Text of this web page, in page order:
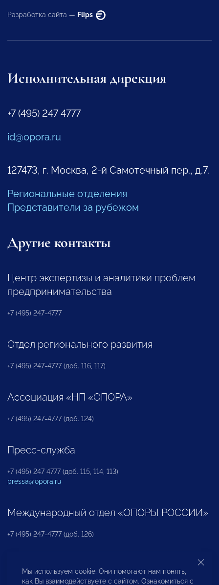
Разработка сайта — Flips
Исполнительная дирекция
+7 (495) 247 4777
id@opora.ru
127473, г. Москва, 2-й Самотечный пер., д.7.
Региональные отделения
Представители за рубежом
Другие контакты
Центр экспертизы и аналитики проблем
предпринимательства
+7 (495) 247-4777
Отдел регионального развития
+7 (495) 247-4777 (доб. 116, 117)
Ассоциация «НП «ОПОРА»
+7 (495) 247-4777 (доб. 124)
Пресс-служба
+7 (495) 247 4777 (доб. 115, 114, 113)
pressa@opora.ru
Международный отдел «ОПОРЫ РОССИИ»
+7 (495) 247-4777 (доб. 126)
Бюро по защите прав предпринимателей и
инвесторов
Мы используем cookie. Они помогают нам понять,
как Вы взаимодействуете с сайтом. Ознакомиться с